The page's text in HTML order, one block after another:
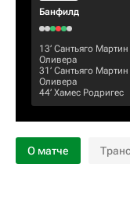
Банфилд
13‎’‎ Сантьяго
Оливера
31‎’‎ Сантьяго
Оливера
44‎’‎ Хамес Родригес
О матче